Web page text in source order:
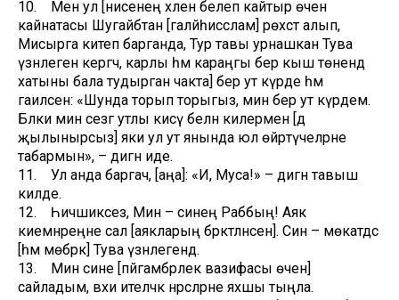
10. Менә ул [әнисенең хәлен белеп кайтыр өчен
кайнатасы Шугайбтан [галәйһиссәлам] рөхсәт алып,
Мисырга китеп барганда, Тур тавы урнашкан Тува
үзәнлегенә кергәч, карлы һәм караңгы бер кыш төнендә
хатыны бала тудырган чакта] бер ут күрде һәм
гаиләсенә: «Шунда торып торыгыз, мин бер ут күрдем.
Бәлки мин сезгә утлы кисәү белән килермен [дә
җылынырсыз] яки ул ут янында юл өйрәтүчеләрне
табармын», – дигән иде.
11. Ул анда баргач, [аңа]: «И, Муса!» – дигән тавыш
килде.
12. Һичшиксез, Мин – синең Раббың! Аяк
киемнәреңне сал [аякларың бәрәкәтләнсен]. Син – мөкатдәс
[һәм мөбәрәк] Тува үзәнлегендә.
13. Мин сине [пәйгамбәрлек вазифасы өчен]
сайладым, вәхи ителәчәк нәрсәләрне яхшы тыңла.